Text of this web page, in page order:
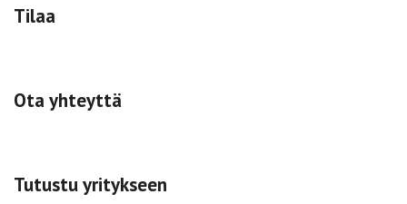
Tilaa
Ota yhteyttä
Tutustu yritykseen